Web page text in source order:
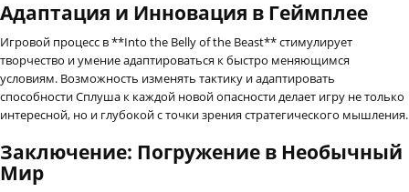
Адаптация и Инновация в Геймплее
Игровой процесс в **Into the Belly of the Beast** стимулирует
творчество и умение адаптироваться к быстро меняющимся
условиям. Возможность изменять тактику и адаптировать
способности Сплуша к каждой новой опасности делает игру не только
интересной, но и глубокой с точки зрения стратегического мышления.
Заключение: Погружение в Необычный
Мир